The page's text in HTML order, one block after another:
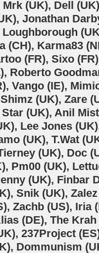
(UK), Dell
Jonathan
(CH), Karma83
(FR), Sixo
Roberto
Vango (IE),
(UK), Zare
(UK), Anil
Lee Jones
(UK), T.Wat
(UK), Doc
Pm00 (UK),
(UK), Finbar
Snik (UK),
Zachb (US), Iria
(DE), The
237Project
Dommunism